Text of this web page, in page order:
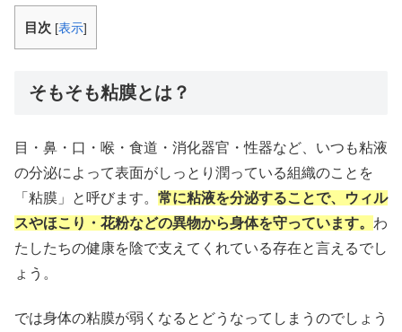
目次 [表示]
そもそも粘膜とは？
目・鼻・口・喉・食道・消化器官・性器など、いつも粘液
の分泌によって表面がしっとり潤っている組織のことを
「粘膜」と呼びます。 常に粘液を分泌することで、ウィル
スやほこり・花粉などの異物から身体を守っています。 わ
たしたちの健康を陰で支えてくれている存在と言えるでし
ょう。
では身体の粘膜が弱くなるとどうなってしまうのでしょう